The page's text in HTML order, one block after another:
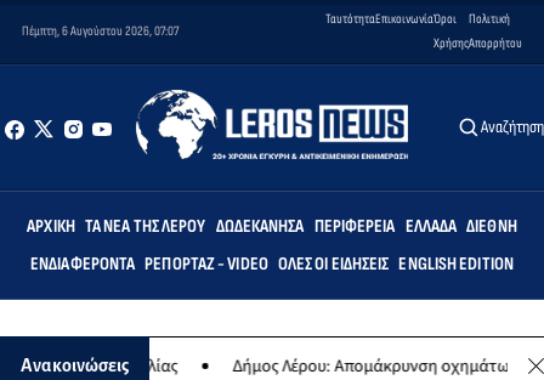
Πέμπτη, 6 Αυγούστου 2026, 07:07
ΤαυτότηταΕπικοινωνίαΌροι
Χρήσης
Πολιτική
Απορρήτου
Αναζήτηση
ΑΡΧΙΚΉ ΤΑ ΝΈΑ ΤΗΣ ΛΈΡΟΥ ΔΩΔΕΚΆΝΗΣΑ ΠΕΡΙΦΈΡΕΙΑ ΕΛΛΆΔΑ ΔΙΕΘΝΉ
ΕΝΔΙΑΦΈΡΟΝΤΑ ΡΕΠΟΡΤΆΖ - VIDEO ΌΛΕΣ ΟΙ ΕΙΔΉΣΕΙΣ ENGLISH EDITION
Ανακοινώσεις
συναυλίας Δήμος Λέρου: Απομάκρυνση οχημάτων και